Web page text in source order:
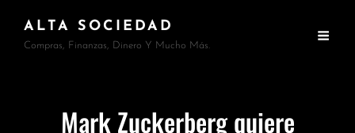
ALTA SOCIEDAD
Compras, Finanzas, Dinero Y Mucho Más.
Mark Zuckerberg quiere